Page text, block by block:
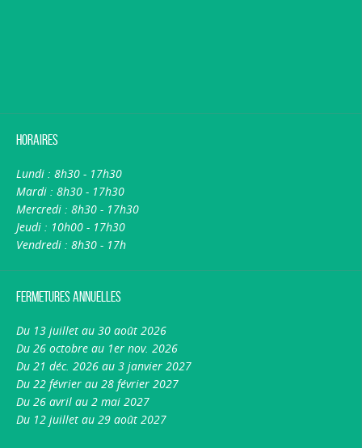
Horaires
Lundi : 8h30 - 17h30
Mardi : 8h30 - 17h30
Mercredi : 8h30 - 17h30
Jeudi : 10h00 - 17h30
Vendredi : 8h30 - 17h
Fermetures annuelles
Du 13 juillet au 30 août 2026
Du 26 octobre au 1er nov. 2026
Du 21 déc. 2026 au 3 janvier 2027
Du 22 février au 28 février 2027
Du 26 avril au 2 mai 2027
Du 12 juillet au 29 août 2027